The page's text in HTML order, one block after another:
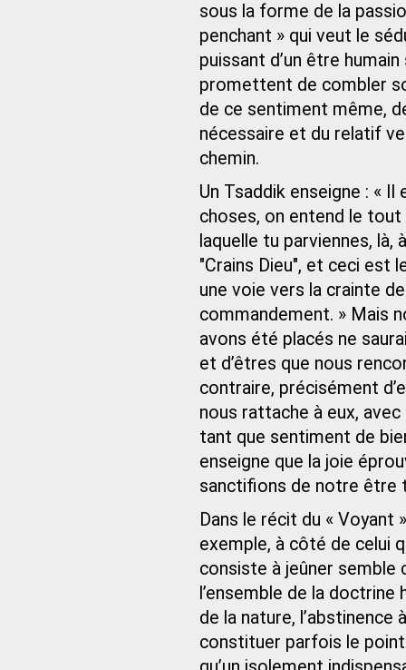
sous la forme de la
penchant » qui veut le
puissant d’un être
promettent de combler
de ce sentiment même,
nécessaire et du relatif
chemin.
Un Tsaddik enseigne : «
choses, on entend le tout
laquelle tu parviennes,
"Crains Dieu", et ceci est
une voie vers la crainte
commandement. » Mais
avons été placés ne
et d’êtres que nous
contraire, précisément
nous rattache à eux,
tant que sentiment de
enseigne que la joie
sanctifions de notre être
Dans le récit du « Voyant
exemple, à côté de celui
consiste à jeûner semble
l’ensemble de la
de la nature,
constituer parfois le